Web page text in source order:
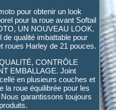
pour obtenir un look
pour la roue avant Softail
UN NOUVEAU LOOK.
qualité imbattable pour
roues Harley de 21 pouces.
CONTRÔLE
EMBALLAGE. Joint
en plusieurs couches et
la roue équilibrée pour les
garantissons toujours